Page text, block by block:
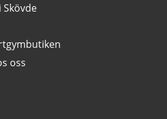
Skövde
oss